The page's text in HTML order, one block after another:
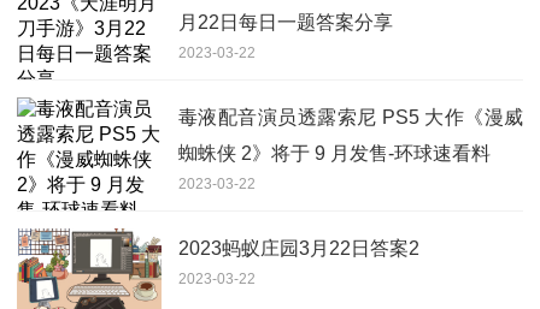
月22日每日一题答案分享
2023-03-22
毒液配音演员透露索尼 PS5 大作《漫威
蜘蛛侠 2》将于 9 月发售-环球速看料
2023-03-22
2023蚂蚁庄园3月22日答案2
2023-03-22